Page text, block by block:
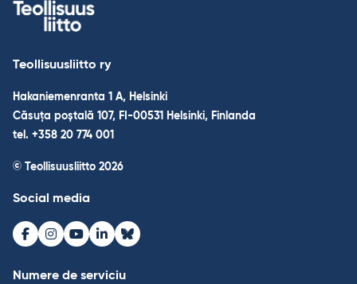
Teollisuusliitto ry
Hakaniemenranta 1 A, Helsinki
Căsuța poștală 107, FI-00531 Helsinki, Finlanda
tel. +358 20 774 001
© Teollisuusliitto 2026
Social media
Facebook
Instagram
Youtube
LinkedInBluesky
Numere de serviciu